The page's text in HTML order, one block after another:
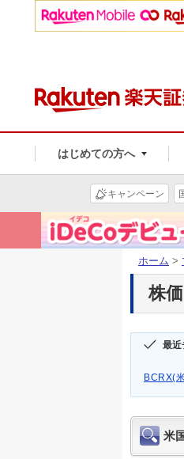
はじめての方へ
キャンペーン
ホーム >
株価
最近
BCRX(